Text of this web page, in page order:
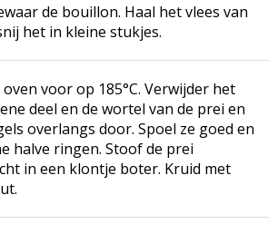
de bouillon. Haal het vlees van
het in kleine stukjes.
voor op 185°C. Verwijder het
deel en de wortel van de prei en
overlangs door. Spoel ze goed en
halve ringen. Stoof de prei
in een klontje boter. Kruid met